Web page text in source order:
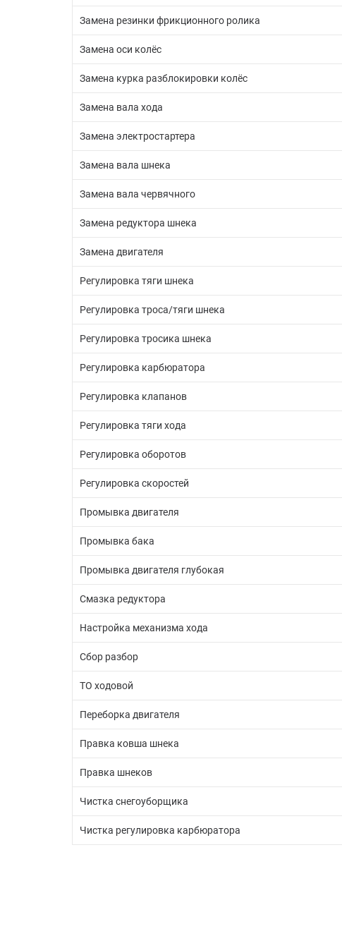
Замена резинки фрикционного ролика
Замена оси колёс
Замена курка разблокировки колёс
Замена вала хода
Замена электростартера
Замена вала шнека
Замена вала червячного
Замена редуктора шнека
Замена двигателя
Регулировка тяги шнека
Регулировка троса/тяги шнека
Регулировка тросика шнека
Регулировка карбюратора
Регулировка клапанов
Регулировка тяги хода
Регулировка оборотов
Регулировка скоростей
Промывка двигателя
Промывка бака
Промывка двигателя глубокая
Смазка редуктора
Настройка механизма хода
Сбор разбор
ТО ходовой
Переборка двигателя
Правка ковша шнека
Правка шнеков
Чистка снегоуборщика
Чистка регулировка карбюратора